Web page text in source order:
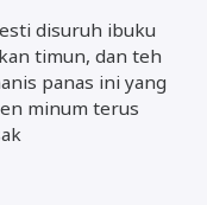
disuruh ibuku
timun, dan teh
panas ini yang
minum terus